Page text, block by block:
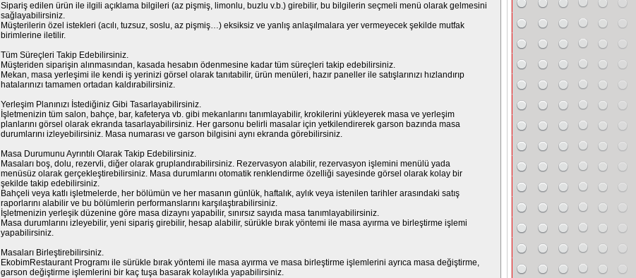
Sipariş edilen ürün ile ilgili açıklama bilgileri (az pişmiş, limonlu, buzlu v.b.) girebilir, bu bilgilerin seçmeli menü olarak gelmesini
sağlayabilirsiniz.
Müşterilerin özel istekleri (acılı, tuzsuz, soslu, az pişmiş…) eksiksiz ve yanlış anlaşılmalara yer vermeyecek şekilde mutfak
birimlerine iletilir.
Tüm Süreçleri Takip Edebilirsiniz.
Müşteriden siparişin alınmasından, kasada hesabın ödenmesine kadar tüm süreçleri takip edebilirsiniz.
Mekan, masa yerleşimi ile kendi iş yerinizi görsel olarak tanıtabilir, ürün menüleri, hazır paneller ile satışlarınızı hızlandırıp
hatalarınızı tamamen ortadan kaldırabilirsiniz.
Yerleşim Planınızı İstediğiniz Gibi Tasarlayabilirsiniz.
İşletmenizin tüm salon, bahçe, bar, kafeterya vb. gibi mekanlarını tanımlayabilir, krokilerini yükleyerek masa ve yerleşim
planlarını görsel olarak ekranda tasarlayabilirsiniz. Her garsonu belirli masalar için yetkilendirerek garson bazında masa
durumlarını izleyebilirsiniz. Masa numarası ve garson bilgisini aynı ekranda görebilirsiniz.
Masa Durumunu Ayrıntılı Olarak Takip Edebilirsiniz.
Masaları boş, dolu, rezervli, diğer olarak gruplandırabilirsiniz. Rezervasyon alabilir, rezervasyon işlemini menülü yada
menüsüz olarak gerçekleştirebilirsiniz. Masa durumlarını otomatik renklendirme özelliği sayesinde görsel olarak kolay bir
şekilde takip edebilirsiniz.
Bahçeli veya katlı işletmelerde, her bölümün ve her masanın günlük, haftalık, aylık veya istenilen tarihler arasındaki satış
raporlarını alabilir ve bu bölümlerin performanslarını karşılaştırabilirsiniz.
İşletmenizin yerleşik düzenine göre masa dizaynı yapabilir, sınırsız sayıda masa tanımlayabilirsiniz.
Masa durumlarını izleyebilir, yeni sipariş girebilir, hesap alabilir, sürükle bırak yöntemi ile masa ayırma ve birleştirme işlemi
yapabilirsiniz.
Masaları Birleştirebilirsiniz.
EkobimRestaurant Programı ile sürükle bırak yöntemi ile masa ayırma ve masa birleştirme işlemlerini ayrıca masa değiştirme,
garson değiştirme işlemlerini bir kaç tuşa basarak kolaylıkla yapabilirsiniz.